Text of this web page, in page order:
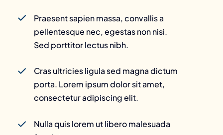
Praesent sapien massa, convallis a
pellentesque nec, egestas non nisi.
Sed porttitor lectus nibh.
Cras ultricies ligula sed magna dictum
porta. Lorem ipsum dolor sit amet,
consectetur adipiscing elit.
Nulla quis lorem ut libero malesuada